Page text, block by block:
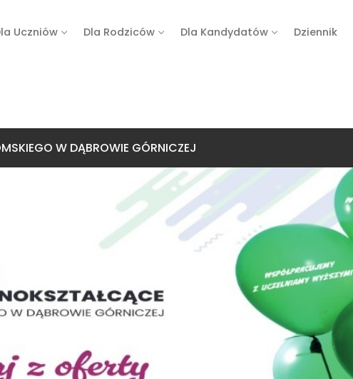
Uczniów Dla Rodziców Dla Kandydatów Dziennik
W DĄBROWIE GÓRNICZEJ